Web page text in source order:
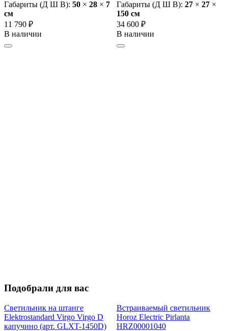
Габариты (Д Ш В): 50 × 28 × 7
cм
11 790 ₽
В наличии
Габариты (Д Ш В): 27 × 27 ×
150 cм
34 600 ₽
В наличии
Подобрали для вас
Светильник на штанге
Elektrostandard Virgo Virgo D
капучино (арт. GLXT-1450D)
Встраиваемый светильник
Horoz Electric Pirlanta
HRZ00001040